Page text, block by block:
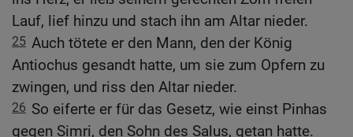
Lauf, lief hinzu und stach ihn am Altar nieder.
25 Auch tötete er den Mann, den der König
Antiochus gesandt hatte, um sie zum Opfern zu
zwingen, und riss den Altar nieder.
26 So eiferte er für das Gesetz, wie einst Pinhas
gegen Simri, den Sohn des Salus, getan hatte.